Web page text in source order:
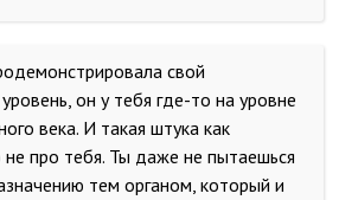
свой
он у тебя где-то на уровне
века. И такая штука как
не про тебя. Ты даже не пытаешься
тем органом, который и